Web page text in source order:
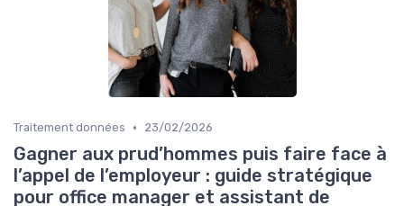
Traitement données • 23/02/2026
Gagner aux prud’hommes puis faire face à
l’appel de l’employeur : guide stratégique
pour office manager et assistant de